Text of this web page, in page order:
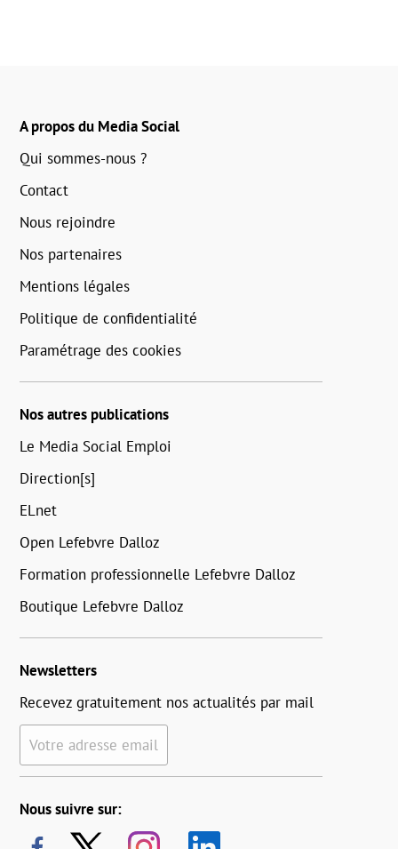
A propos du Media Social
Qui sommes-nous ?
Contact
Nous rejoindre
Nos partenaires
Mentions légales
Politique de confidentialité
Paramétrage des cookies
Nos autres publications
Le Media Social Emploi
Direction[s]
ELnet
Open Lefebvre Dalloz
Formation professionnelle Lefebvre Dalloz
Boutique Lefebvre Dalloz
Newsletters
Recevez gratuitement nos actualités par mail
Votre adresse email
Nous suivre sur: